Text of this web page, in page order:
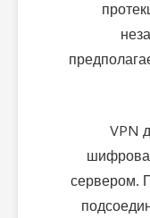
VPN
сервером.